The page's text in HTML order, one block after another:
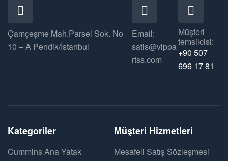
Çamçeşme Mah.Parsel Sok. No
10 – A Pendik/İstanbul
Email:
satis@vippa
rtss.com
Müşteri
temsilcisi:
+90 507
696 17 81
Kategoriler
Cummins Ana Yatak
Müşteri Hizmetleri
Mesafeli Satış Sözleşmesi